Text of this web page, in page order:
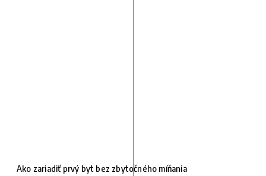
Ako zariadiť prvý byt bez zbytočného míňania